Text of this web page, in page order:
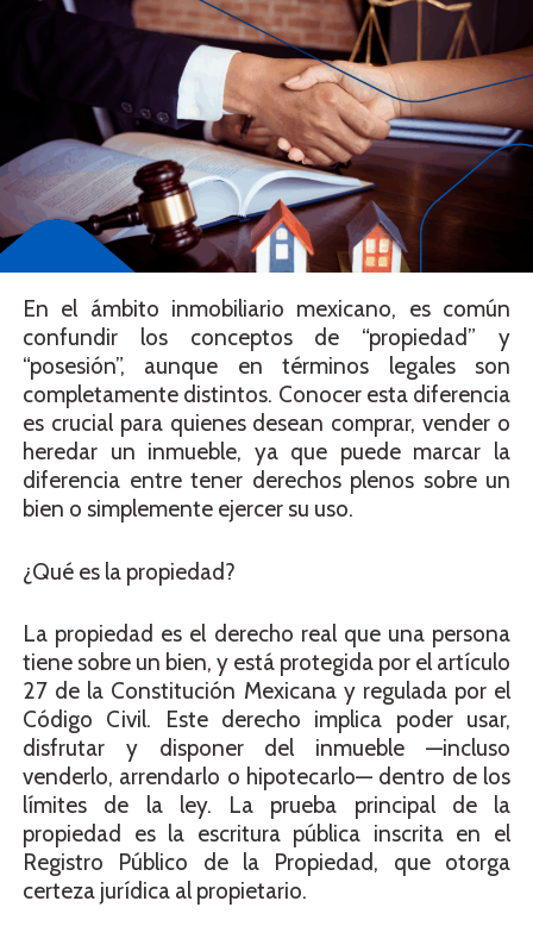
En el ámbito inmobiliario mexicano, es común
confundir los conceptos de “propiedad” y
“posesión”, aunque en términos legales son
completamente distintos. Conocer esta diferencia
es crucial para quienes desean comprar, vender o
heredar un inmueble, ya que puede marcar la
diferencia entre tener derechos plenos sobre un
bien o simplemente ejercer su uso.
¿Qué es la propiedad?
La propiedad es el derecho real que una persona
tiene sobre un bien, y está protegida por el artículo
27 de la Constitución Mexicana y regulada por el
Código Civil. Este derecho implica poder usar,
disfrutar y disponer del inmueble —incluso
venderlo, arrendarlo o hipotecarlo— dentro de los
límites de la ley. La prueba principal de la
propiedad es la escritura pública inscrita en el
Registro Público de la Propiedad, que otorga
certeza jurídica al propietario.